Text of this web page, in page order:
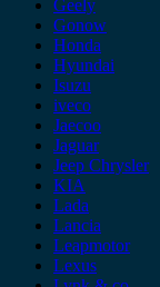
Geely
Gonow
Honda
Hyundai
Isuzu
iveco
Jaecoo
Jaguar
Jeep Chrysler
KIA
Lada
Lancia
Leapmotor
Lexus